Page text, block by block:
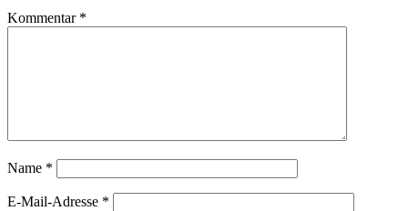
Kommentar *
Name *
E-Mail-Adresse *